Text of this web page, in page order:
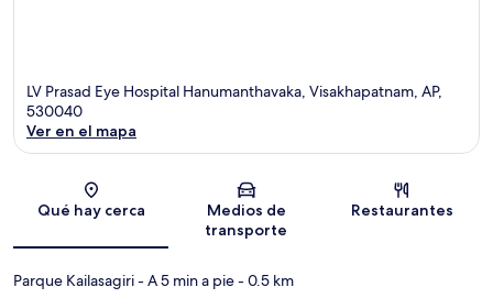
LV Prasad Eye Hospital Hanumanthavaka, Visakhapatnam, AP,
530040
Ver en el mapa
Qué hay cerca
Medios de
transporte
Restaurantes
Parque Kailasagiri- A 5 min a pie- 0.5 km